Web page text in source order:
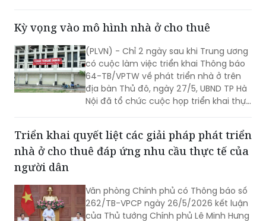
Kỳ vọng vào mô hình nhà ở cho thuê
(PLVN) - Chỉ 2 ngày sau khi Trung ương
có cuộc làm việc triển khai Thông báo
64-TB/VPTW về phát triển nhà ở trên
địa bàn Thủ đô, ngày 27/5, UBND TP Hà
Nội đã tổ chức cuộc họp triển khai thực
nhà ở cho thuê (NƠCT).
Triển khai quyết liệt các giải pháp phát triển
nhà ở cho thuê đáp ứng nhu cầu thực tế của
người dân
Văn phòng Chính phủ có Thông báo số
262/TB-VPCP ngày 26/5/2026 kết luận
của Thủ tướng Chính phủ Lê Minh Hưng